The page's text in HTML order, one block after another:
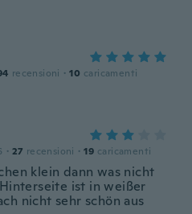
recensioni · 10 caricamenti
· 27 recensioni · 19 caricamenti
klein dann was nicht
ist in weißer
nicht sehr schön aus